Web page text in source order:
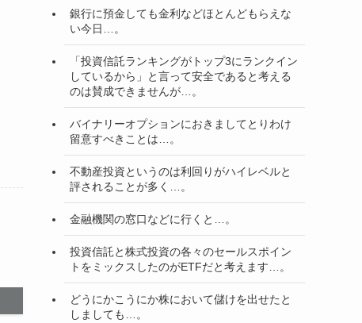
銀行に預金しても金利などほとんどもらえな
い今日…。
「投資信託ランキングがトップ3にランクイン
しているから」と言って安全であると考える
のは賛成できませんが…。
バイナリーオプションにおきましてとりわけ
留意すべきことは…。
不動産投資というのは利回りがハイレベルと
評されることが多く…。
金融機関の窓口などに行くと…。
投資信託と株式投資の各々のセールスポイン
トをミックスしたのがETFだと考えます…。
どうにかこうにか株において儲けを出せたと
しましても…。